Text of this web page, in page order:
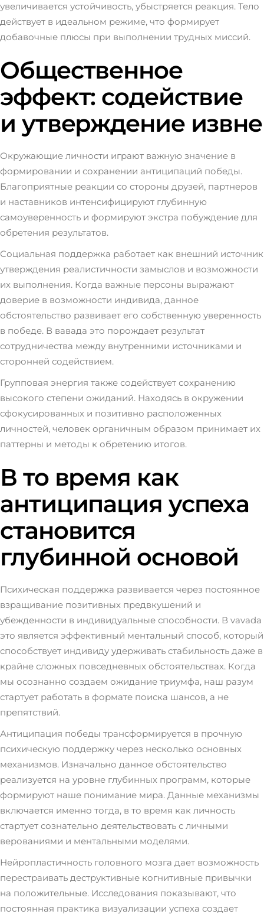
увеличивается устойчивость, убыстряется реакция. Тело
действует в идеальном режиме, что формирует
добавочные плюсы при выполнении трудных миссий.
Общественное
эффект: содействие
и утверждение извне
Окружающие личности играют важную значение в
формировании и сохранении антиципаций победы.
Благоприятные реакции со стороны друзей, партнеров
и наставников интенсифицируют глубинную
самоуверенность и формируют экстра побуждение для
обретения результатов.
Социальная поддержка работает как внешний источник
утверждения реалистичности замыслов и возможности
их выполнения. Когда важные персоны выражают
доверие в возможности индивида, данное
обстоятельство развивает его собственную уверенность
в победе. В вавада это порождает результат
сотрудничества между внутренними источниками и
сторонней содействием.
Групповая энергия также содействует сохранению
высокого степени ожиданий. Находясь в окружении
сфокусированных и позитивно расположенных
личностей, человек органичным образом принимает их
паттерны и методы к обретению итогов.
В то время как
антиципация успеха
становится
глубинной основой
Психическая поддержка развивается через постоянное
взращивание позитивных предвкушений и
убежденности в индивидуальные способности. В vavada
это является эффективный ментальный способ, который
способствует индивиду удерживать стабильность даже в
крайне сложных повседневных обстоятельствах. Когда
мы осознанно создаем ожидание триумфа, наш разум
стартует работать в формате поиска шансов, а не
препятствий.
Антиципация победы трансформируется в прочную
психическую поддержку через несколько основных
механизмов. Изначально данное обстоятельство
реализуется на уровне глубинных программ, которые
формируют наше понимание мира. Данные механизмы
включается именно тогда, в то время как личность
стартует сознательно деятельствовать с личными
верованиями и ментальными моделями.
Нейропластичность головного мозга дает возможность
перестраивать деструктивные когнитивные привычки
на положительные. Исследования показывают, что
постоянная практика визуализации успеха создает